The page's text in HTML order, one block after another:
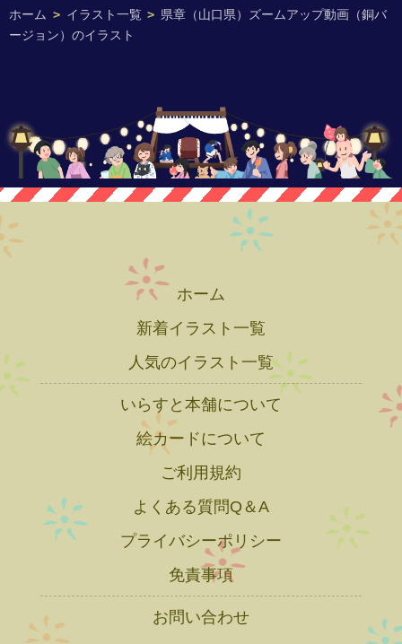
ホーム > イラスト一覧 > 県章（山口県）ズームアップ動画（銅バ
ージョン）のイラスト
ホーム
新着イラスト一覧
人気のイラスト一覧
いらすと本舗について
絵カードについて
ご利用規約
よくある質問Q＆A
プライバシーポリシー
免責事項
お問い合わせ